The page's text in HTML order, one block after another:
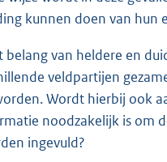
kunnen doen van hun
belang van heldere en
veldpartijen
Wordt hierbij ook
noodzakelijk is om
ingevuld?